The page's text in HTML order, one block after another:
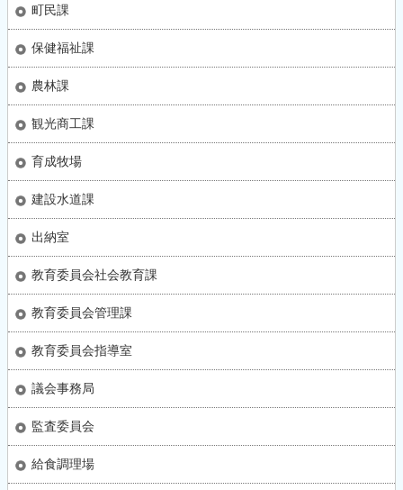
町民課
保健福祉課
農林課
観光商工課
育成牧場
建設水道課
出納室
教育委員会社会教育課
教育委員会管理課
教育委員会指導室
議会事務局
監査委員会
給食調理場